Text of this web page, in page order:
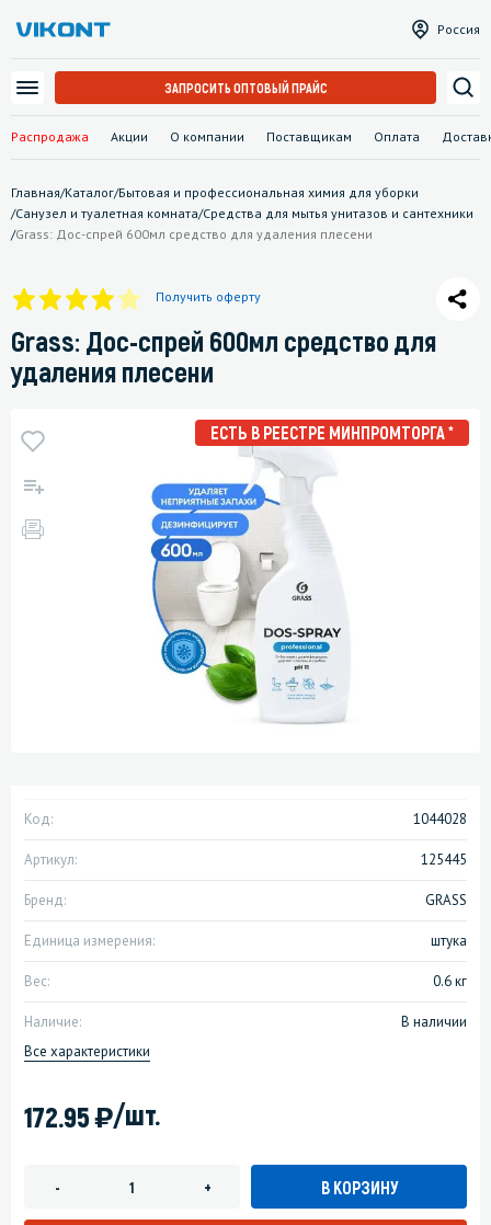
Распродажа Акции О компании Поставщикам Оплата
Россия
ЗАПРОСИТЬ ОПТОВЫЙ ПРАЙС
Главная/Каталог/Бытовая и профессиональная химия для уборки
/Санузел и туалетная комната/Средства для мытья унитазов и сантехники
/Grass: Дос-спрей 600мл средство для удаления плесени
Получить оферту
Grass: Дос-спрей 600мл средство для
удаления плесени
ЕСТЬ В РЕЕСТРЕ МИНПРОМТОРГА *
Код: 1044028
Артикул: 125445
Бренд: GRASS
Единица измерения: штука
Вес: 0.6 кг
Наличие:
В наличии
Все характеристики
172.95)/шт.
- + В КОРЗИНУ